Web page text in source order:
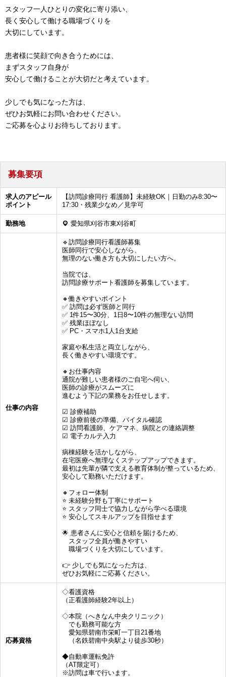
スタッフ一人ひとりの変化に寄り添い、
長く安心して働ける職場づくりを
大切にしています。
患者様に笑顔で向き合うためには、
まずスタッフ自身が
安心して働けることが大切だと考えています。
少しでも気になった方は、
ぜひお気軽にお問い合わせください。
ご応募を心よりお待ちしております。
募集要項
求人のアピール
ポイント
【訪問診療同行 看護師】未経験OK｜日勤のみ8:30〜
17:30・残業少なめ／見学可
勤務地 愛知県刈谷市東刈谷町
仕事の内容
🔹訪問診療同行看護師募集
医師同行で安心しながら、
無理のない働き方も大切にしたい方へ。
当院では、
訪問診療サポート看護師を募集しています。
🔸働きやすいポイント
✅ 訪問は必ず医師と同行
✅ 1件15〜30分、1日8〜10件の無理ない訪問
✅ 残業ほぼなし
✅ PC・スマホ1人1台支給
家庭や私生活と両立しながら、
長く働きやすい環境です。
🔸お仕事内容
通院が難しい患者様のご自宅へ伺い、
医師の診療がスムーズに
進むよう下記の業務をお任せします。
☑ 診療補助
☑ 診療前後の準備、バイタル確認
☑ 訪問看護師、ケアマネ、病院との連絡調整
☑ 電子カルテ入力
病棟経験を活かしながら、
在宅医療へ無理なくステップアップできます。
最初は先輩が隣で支える教育体制が整っているため、
安心して勤務いただけます。
🔸フォロー体制
⭐ 未経験分野も丁寧にサポート
⭐ スタッフ同士で協力しながら学べる環境
⭐ 安心してスキルアップを目指せます
🌟 患者さんに安心と信頼を届けるため、
スタッフ全員が働きやすい
職場づくりを大切にしています。
👉 少しでも気になった方は、
ぜひお気軽にご応募ください。
応募資格
◇看護資格
（正看護師経験2年以上）
◇本院（へきなん中央クリニック）
でも勤務可能な方
愛知県碧南市栄町一丁目21番地
（名鉄碧南中央駅より徒歩30秒）
◆自動車運転免許
（AT限定可）
※訪問は車で行います。